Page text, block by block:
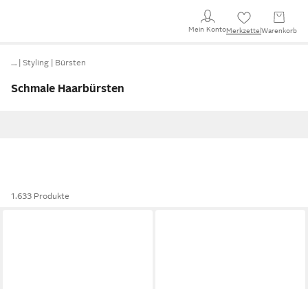
Mein KontoMerkzettel Warenkorb
… Styling Bürsten
Schmale Haarbürsten
1.633 Produkte